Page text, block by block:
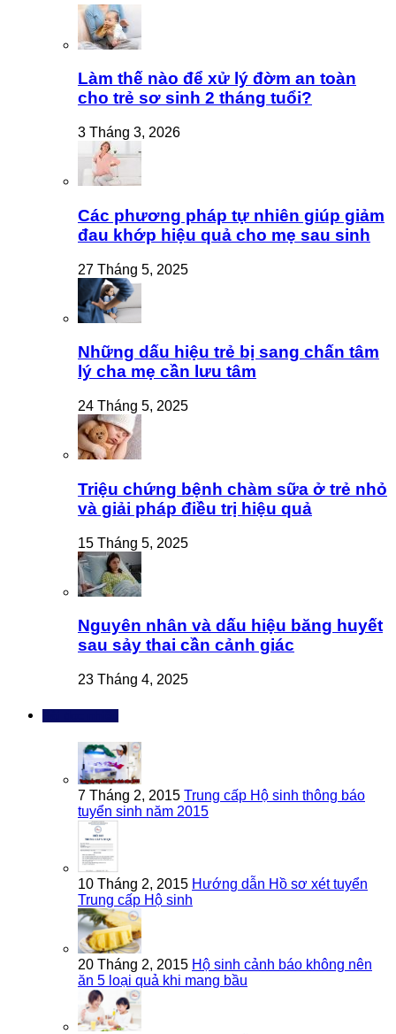
Làm thế nào để xử lý đờm an toàn
cho trẻ sơ sinh 2 tháng tuổi?
3 Tháng 3, 2026
Các phương pháp tự nhiên giúp giảm
đau khớp hiệu quả cho mẹ sau sinh
27 Tháng 5, 2025
Những dấu hiệu trẻ bị sang chấn tâm
lý cha mẹ cần lưu tâm
24 Tháng 5, 2025
Triệu chứng bệnh chàm sữa ở trẻ nhỏ
và giải pháp điều trị hiệu quả
15 Tháng 5, 2025
Nguyên nhân và dấu hiệu băng huyết
sau sảy thai cần cảnh giác
23 Tháng 4, 2025
7 Tháng 2, 2015 Trung cấp Hộ sinh thông báo
tuyển sinh năm 2015
10 Tháng 2, 2015 Hướng dẫn Hồ sơ xét tuyển
Trung cấp Hộ sinh
20 Tháng 2, 2015 Hộ sinh cảnh báo không nên
ăn 5 loại quả khi mang bầu